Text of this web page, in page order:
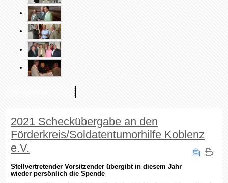
2021 Scheckübergabe an den
Förderkreis/Soldatentumorhilfe Koblenz
e.V.
Stellvertretender Vorsitzender übergibt in diesem Jahr
wieder persönlich die Spende